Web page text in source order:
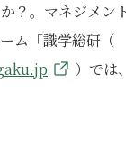
？。マネジメン
ム「識学総研（
）では